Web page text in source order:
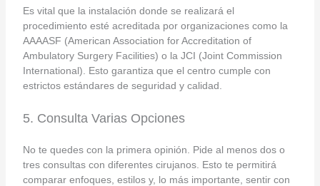
Es vital que la instalación donde se realizará el
procedimiento esté acreditada por organizaciones como la
AAAASF (American Association for Accreditation of
Ambulatory Surgery Facilities) o la JCI (Joint Commission
International). Esto garantiza que el centro cumple con
estrictos estándares de seguridad y calidad.
5. Consulta Varias Opciones
No te quedes con la primera opinión. Pide al menos dos o
tres consultas con diferentes cirujanos. Esto te permitirá
comparar enfoques, estilos y, lo más importante, sentir con